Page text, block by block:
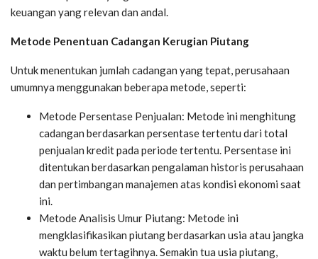
keuangan yang relevan dan andal.
Metode Penentuan Cadangan Kerugian Piutang
Untuk menentukan jumlah cadangan yang tepat, perusahaan
umumnya menggunakan beberapa metode, seperti:
Metode Persentase Penjualan: Metode ini menghitung
cadangan berdasarkan persentase tertentu dari total
penjualan kredit pada periode tertentu. Persentase ini
ditentukan berdasarkan pengalaman historis perusahaan
dan pertimbangan manajemen atas kondisi ekonomi saat
ini.
Metode Analisis Umur Piutang: Metode ini
mengklasifikasikan piutang berdasarkan usia atau jangka
waktu belum tertagihnya. Semakin tua usia piutang,